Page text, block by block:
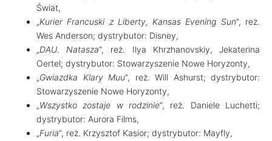
Świat,
„Kurier Francuski z Liberty, Kansas Evening Sun”, reż.
Wes Anderson; dystrybutor: Disney,
„DAU. Natasza”, reż. Ilya Khrzhanovskiy, Jekaterina
Oertel; dystrybutor: Stowarzyszenie Nowe Horyzonty,
„Gwiazdka Klary Muu”, reż. Will Ashurst; dystrybutor:
Stowarzyszenie Nowe Horyzonty,
„Wszystko zostaje w rodzinie”, reż. Daniele Luchetti;
dystrybutor: Aurora Films,
„Furia”, reż. Krzysztof Kasior; dystrybutor: Mayfly,